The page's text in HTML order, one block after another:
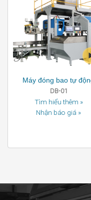
Máy đóng bao tự
DB-01
Tìm hiểu thêm »
Nhận báo giá »